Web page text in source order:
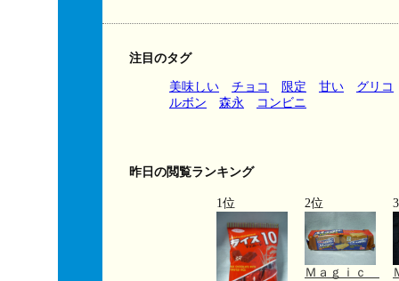
注目のタグ
美味しい チョコ 限定 甘い
グリコ
ルボン
森永 コンビニ
昨日の閲覧ランキング
1位 2位
Ｍａｇｉｃ